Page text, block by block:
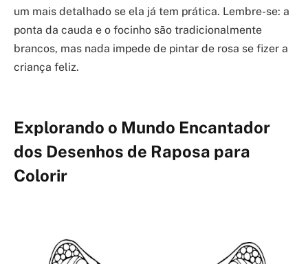
um mais detalhado se ela já tem prática. Lembre-se: a
ponta da cauda e o focinho são tradicionalmente
brancos, mas nada impede de pintar de rosa se fizer a
criança feliz.
Explorando o Mundo Encantador
dos Desenhos de Raposa para
Colorir